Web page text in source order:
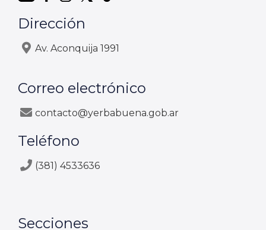
Dirección
Av. Aconquija 1991
Correo electrónico
contacto@yerbabuena.gob.ar
Teléfono
(381) 4533636
Secciones